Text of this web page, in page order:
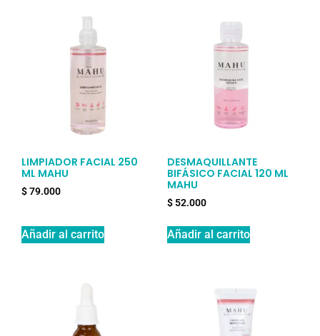
LIMPIADOR FACIAL 250
ML MAHU
$79.000
Añadir al carrito
DESMAQUILLANTE
BIFÁSICO FACIAL 120 ML
MAHU
$ 52.000
Añadir al carrito